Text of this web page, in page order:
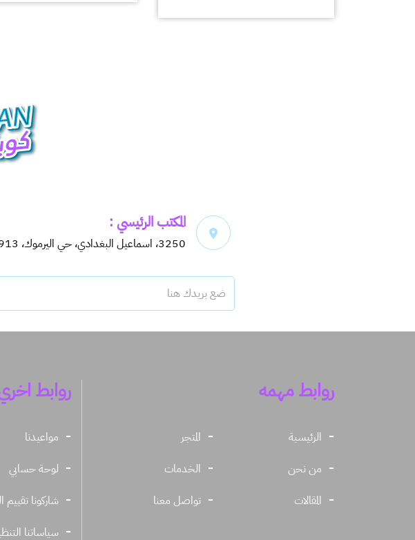
المكتب الرئيسي :
3250، اسماعيل البغدادي، حي اليرموك، 6913
روابط مهمه
الرئيسية
المتجر
من نحن
الخدمات
المقالات
تواصل معنا
روابط
مواعيدنا
لوحة حسابي
شاركونا
سياساتنا